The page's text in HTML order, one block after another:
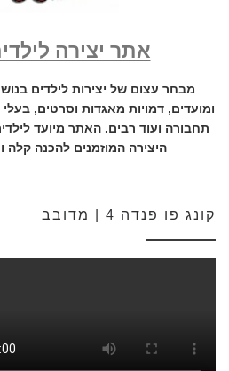
אתר יצירה
מבחר עצום של יצירות לילדים
ומועדים, דמויות מאגדות וסרטים,
תחבורה ועוד רבים. האתר מיועד
היצירה המוזמנים להכנה קלה
קונג פו פנדה 4 | מדובב